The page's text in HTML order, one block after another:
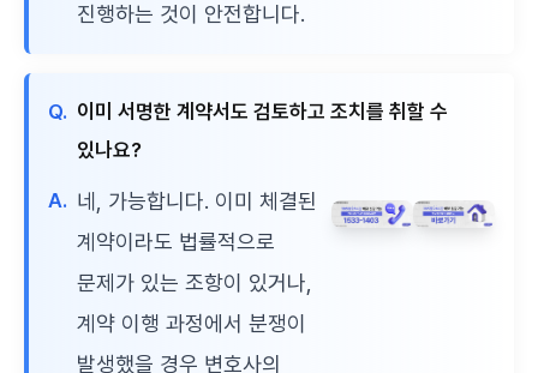
진행하는 것이 안전합니다.
Q. 이미 서명한 계약서도 검토하고 조치를 취할 수
있나요?
A. 네, 가능합니다. 이미 체결된
계약이라도 법률적으로
문제가 있는 조항이 있거나,
계약 이행 과정에서 분쟁이
발생했을 경우 변호사의